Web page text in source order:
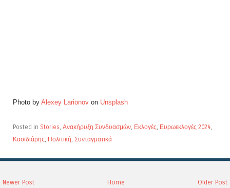
Photo by Alexey Larionov on Unsplash
Posted in Stories, Ανακήρυξη Συνδυασμών, Εκλογές, Ευρωεκλογές 2024,
Κασιδιάρης, Πολιτική, Συνταγματικά
Newer Post Older Post
Home